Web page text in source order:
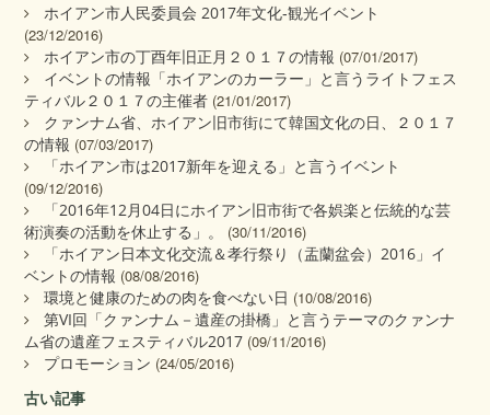
ホイアン市人民委員会 2017年文化‐観光イベント
(23/12/2016)
ホイアン市の丁酉年旧正月２０１７の情報 (07/01/2017)
イベントの情報「ホイアンのカーラー」と言うライトフェス
ティバル２０１７の主催者 (21/01/2017)
クァンナム省、ホイアン旧市街にて韓国文化の日、２０１７
の情報 (07/03/2017)
「ホイアン市は2017新年を迎える」と言うイベント
(09/12/2016)
「2016年12月04日にホイアン旧市街で各娯楽と伝統的な芸
術演奏の活動を休止する」。
(30/11/2016)
「ホイアン日本文化交流＆孝行祭り（盂蘭盆会）2016」イ
ベントの情報 (08/08/2016)
環境と健康のための肉を食べない日 (10/08/2016)
第VI回「クァンナム－遺産の掛橋」と言うテーマのクァンナ
ム省の遺産フェスティバル2017 (09/11/2016)
プロモーション (24/05/2016)
古い記事